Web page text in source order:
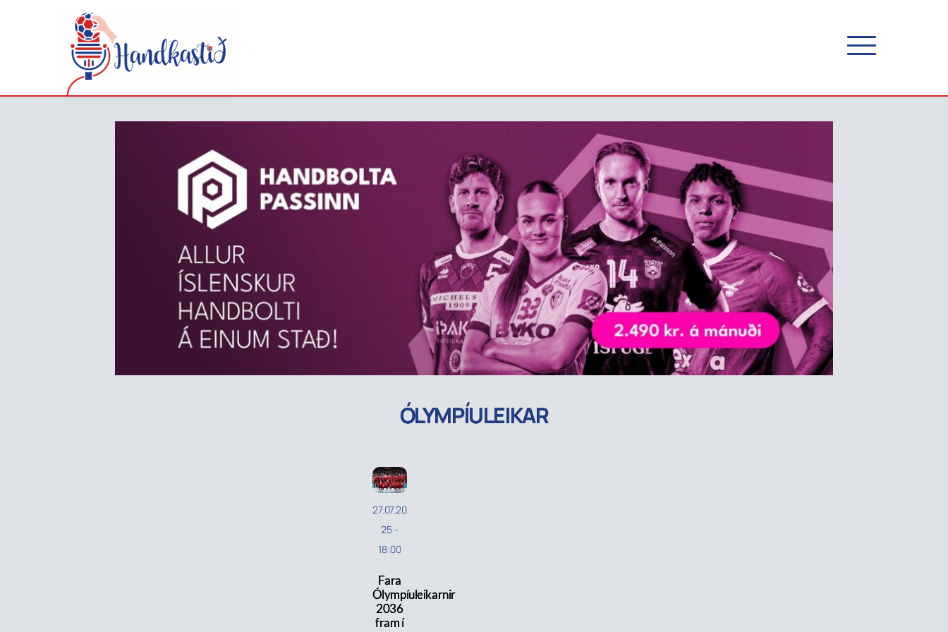
ÓLYMPÍULEIKAR
27.07.20
25-
18:00
Fara
Ólympíuleikarnir
2036
fram í